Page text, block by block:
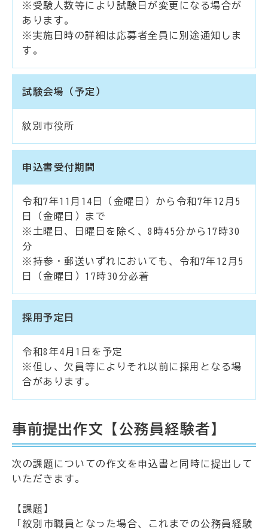
※受験人数等により試験日が変更になる場合が
あります。
※実施日時の詳細は応募者全員に別途通知しま
す。
試験会場（予定）
紋別市役所
申込書受付期間
令和7年11月14日（金曜日）から令和7年12月5
日（金曜日）まで
※土曜日、日曜日を除く、8時45分から17時30
分
※持参・郵送いずれにおいても、令和7年12月5
日（金曜日）17時30分必着
採用予定日
令和8年4月1日を予定
※但し、欠員等によりそれ以前に採用となる場
合があります。
事前提出作文【公務員経験者】
次の課題についての作文を申込書と同時に提出して
いただきます。
【課題】
「紋別市職員となった場合、これまでの公務員経験